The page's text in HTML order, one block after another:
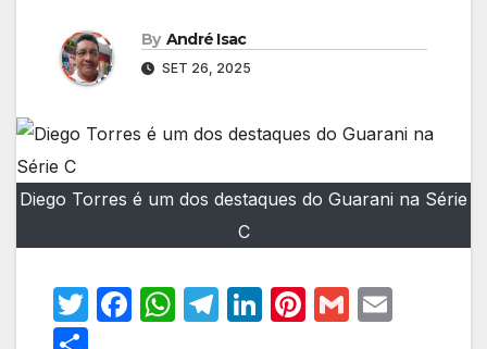
By André Isac
SET 26, 2025
Diego Torres é um dos destaques do Guarani na Série
C
T
F
W T
Li Pi G